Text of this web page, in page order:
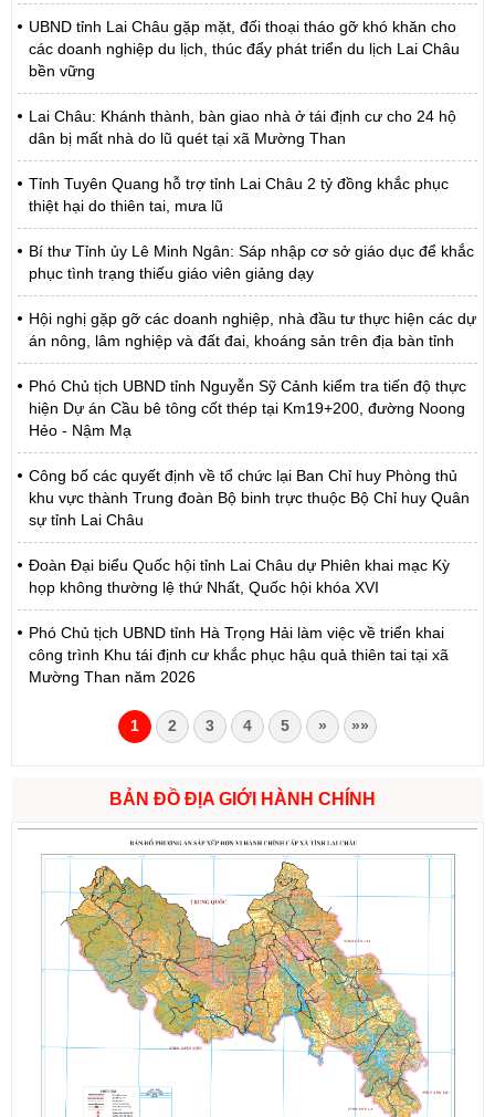
UBND tỉnh Lai Châu gặp mặt, đối thoại tháo gỡ khó khăn cho
các doanh nghiệp du lịch, thúc đẩy phát triển du lịch Lai Châu
bền vững
Lai Châu: Khánh thành, bàn giao nhà ở tái định cư cho 24 hộ
dân bị mất nhà do lũ quét tại xã Mường Than
Tỉnh Tuyên Quang hỗ trợ tỉnh Lai Châu 2 tỷ đồng khắc phục
thiệt hại do thiên tai, mưa lũ
Bí thư Tỉnh ủy Lê Minh Ngân: Sáp nhập cơ sở giáo dục để khắc
phục tình trạng thiếu giáo viên giảng dạy
Hội nghị gặp gỡ các doanh nghiệp, nhà đầu tư thực hiện các dự
án nông, lâm nghiệp và đất đai, khoáng sản trên địa bàn tỉnh
Phó Chủ tịch UBND tỉnh Nguyễn Sỹ Cảnh kiểm tra tiến độ thực
hiện Dự án Cầu bê tông cốt thép tại Km19+200, đường Noong
Hẻo - Nậm Mạ
Công bố các quyết định về tổ chức lại Ban Chỉ huy Phòng thủ
khu vực thành Trung đoàn Bộ binh trực thuộc Bộ Chỉ huy Quân
sự tỉnh Lai Châu
Đoàn Đại biểu Quốc hội tỉnh Lai Châu dự Phiên khai mạc Kỳ
họp không thường lệ thứ Nhất, Quốc hội khóa XVI
Phó Chủ tịch UBND tỉnh Hà Trọng Hải làm việc về triển khai
công trình Khu tái định cư khắc phục hậu quả thiên tai tại xã
Mường Than năm 2026
1 2 3 4 5 » »»
BẢN ĐỒ ĐỊA GIỚI HÀNH CHÍNH